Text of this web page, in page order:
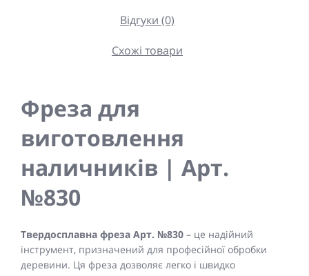
Відгуки (0)
Схожі товари
Фреза для
виготовлення
наличників | Арт.
№830
Твердосплавна фреза Арт. №830 – це надійний
інструмент, призначений для професійної обробки
деревини. Ця фреза дозволяє легко і швидко